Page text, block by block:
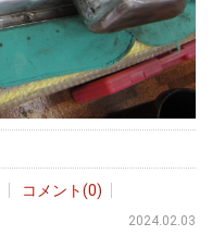
コメント(0)
2024.02.03